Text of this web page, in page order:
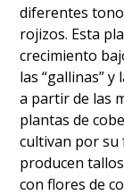
diferentes
rojizos. Esta
crecimiento
las “gallinas”
a partir de las
plantas de
cultivan por
producen
con flores de